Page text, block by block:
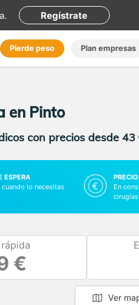
. Regístrate
Pierde peso Plan empresas
en Pinto
con precios desde 43
ESPERA
cuando lo necesitas
En
cirugías
€
Ver